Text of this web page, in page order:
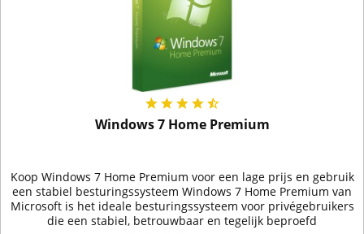
Windows 7 Home Premium
Koop Windows 7 Home Premium voor een lage prijs en gebruik
een stabiel besturingssysteem Windows 7 Home Premium van
Microsoft is het ideale besturingssysteem voor privégebruikers
die een stabiel, betrouwbaar en tegelijk beproefd